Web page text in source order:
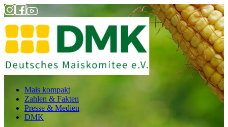
Mais kompakt
Zahlen & Fakten
Presse & Medien
DMK